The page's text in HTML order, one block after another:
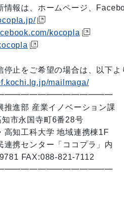
報は、ホームページ、
kocopla
止をご希望の場合は、以下よ
mailmaga/
推進部 産業イノベーション課
市永国寺町6番28号
高知工科大学 地域連携棟1F
連携センター「ココプラ」内
FAX:088-821-7112